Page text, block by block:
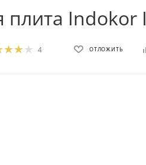
Indokor
4 ОТЛОЖИТЬ